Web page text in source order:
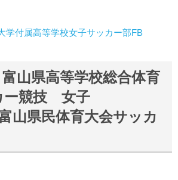
学付属高等学校女子サッカー部FB
山県高等学校総合体育
ー競技 女子
山県民体育大会サッカ